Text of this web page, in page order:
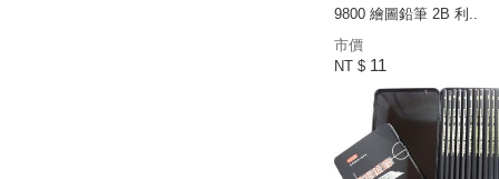
9800 繪圖鉛筆 2B 利..
市價
NT $ 11